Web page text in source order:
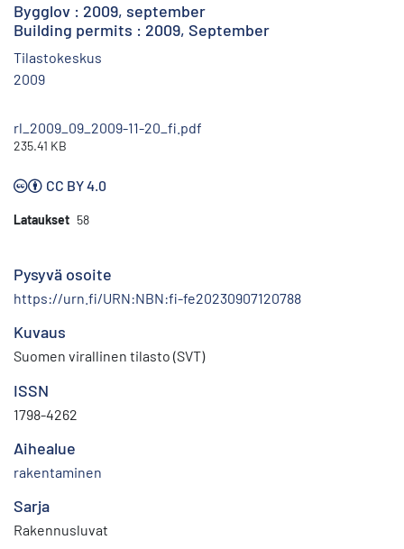
Bygglov : 2009, september
Building permits : 2009, September
Tilastokeskus
2009
rl_2009_09_2009-11-20_fi.pdf
235.41 KB
CC BY 4.0
Lataukset 58
Pysyvä osoite
https://urn.fi/URN:NBN:fi-fe20230907120788
Kuvaus
Suomen virallinen tilasto (SVT)
ISSN
1798-4262
Aihealue
rakentaminen
Sarja
Rakennusluvat